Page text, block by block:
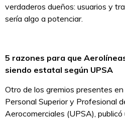
verdaderos dueños: usuarios y
sería algo a potenciar.
5 razones para que
siendo estatal según UPSA
Otro de los gremios presentes
Personal Superior y Profesional
Aerocomerciales (UPSA),